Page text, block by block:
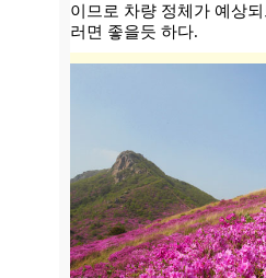
이므로 차량 정체가 예상
러면 좋을듯 하다.